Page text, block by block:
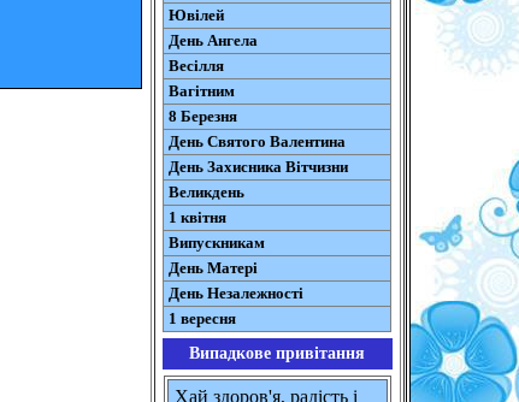
Ювілей
День Ангела
Весілля
Вагітним
8 Березня
День Святого Валентина
День Захисника Вітчизни
Великдень
1 квітня
Випускникам
День Матері
День Незалежності
1 вересня
Випадкове привітання
Хай здоров'я, радість і